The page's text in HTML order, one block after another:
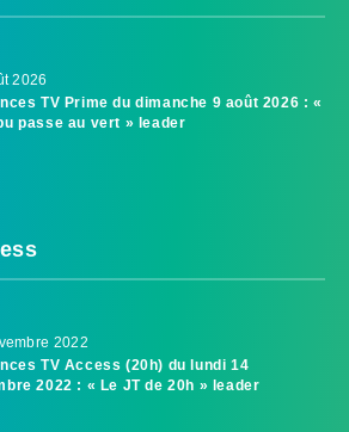
2026
TV Prime du dimanche 9 août 2026 : «
passe au vert » leader
2022
TV Access (20h) du lundi 14
2022 : « Le JT de 20h » leader